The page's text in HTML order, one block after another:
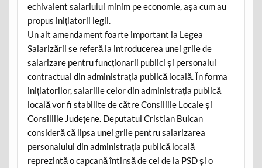
echivalent salariului minim pe economie, așa cum au
propus inițiatorii legii.
Un alt amendament foarte important la Legea
Salarizării se referă la introducerea unei grile de
salarizare pentru funcționarii publici și personalul
contractual din administrația publică locală. În forma
inițiatorilor, salariile celor din administrația publică
locală vor fi stabilite de către Consiliile Locale și
Consiliile Județene. Deputatul Cristian Buican
consideră că lipsa unei grile pentru salarizarea
personalului din administrația publică locală
reprezintă o capcană întinsă de cei de la PSD și o